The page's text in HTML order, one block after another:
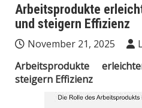
Arbeitsprodukte
und steigern Effizienz
November 21, 2025
Arbeitsprodukte
steigern Effizienz